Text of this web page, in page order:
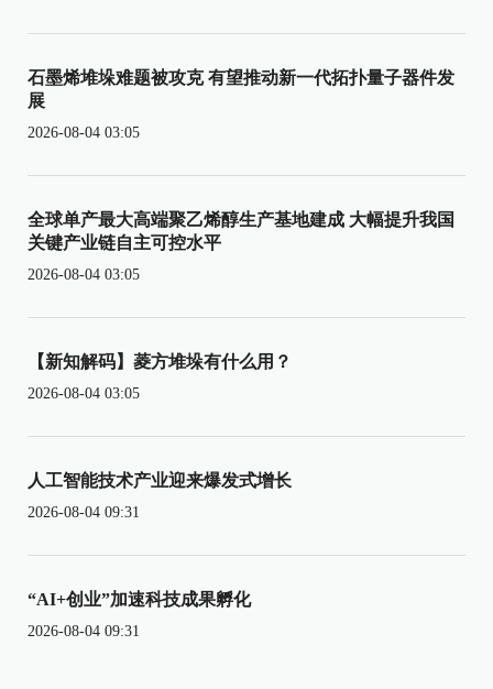
石墨烯堆垛难题被攻克 有望推动新一代拓扑量子器件发
展
2026-08-04 03:05
全球单产最大高端聚乙烯醇生产基地建成 大幅提升我国
关键产业链自主可控水平
2026-08-04 03:05
【新知解码】菱方堆垛有什么用？
2026-08-04 03:05
人工智能技术产业迎来爆发式增长
2026-08-04 09:31
“AI+创业”加速科技成果孵化
2026-08-04 09:31